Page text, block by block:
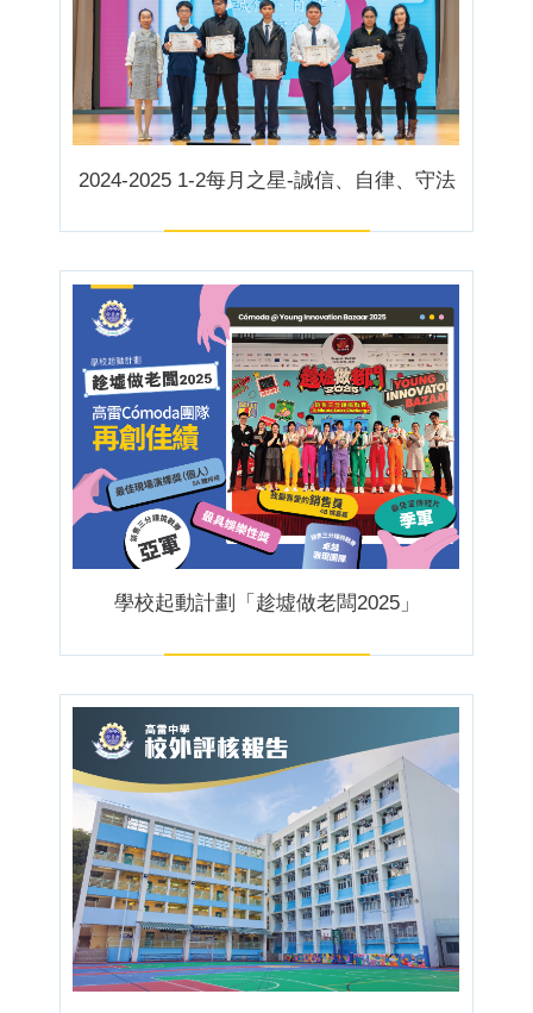
2024-2025 1-2每月之星-誠信、自律、守法
學校起動計劃「趁墟做老闆2025」